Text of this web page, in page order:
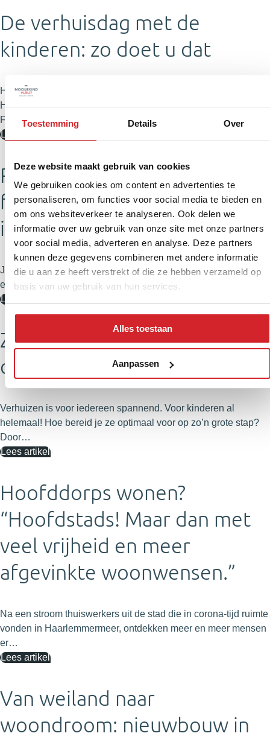
Toestemming Details Over
Deze website maakt gebruik van cookies
We gebruiken cookies om content en advertenties te
personaliseren, om functies voor social media te bieden en
om ons websiteverkeer te analyseren. Ook delen we
informatie over uw gebruik van onze site met onze partners
voor social media, adverteren en analyse. Deze partners
kunnen deze gegevens combineren met andere informatie
die u aan ze heeft verstrekt of die ze hebben verzameld op
basis van uw gebruik van hun services.
Alles toestaan
Aanpassen
De verhuisdag met de
kinderen: zo doet u dat
Huis verkocht, nieuw huis gekocht: de grote dag breekt aan!
Hoe plan je de verhuisdag met rondrennende kinderen?
Familieman Marco…
Lees artikel
Ruimte, zelf naar school
fietsen, buurtbbq’s: welkom
in Nieuw-Vennep
Jamie Bakker in Haarlemmermeer: “Hoe fijn is een tuin? En
een speeltuin om de hoek waar je kinderen zelf veilig…
Lees artikel
Zo bereid je je kinderen voor
op de verhuizing
Verhuizen is voor iedereen spannend. Voor kinderen al
helemaal! Hoe bereid je ze optimaal voor op zo’n grote stap?
Door…
Lees artikel
Hoofddorps wonen?
“Hoofdstads! Maar dan met
veel vrijheid en meer
afgevinkte woonwensen.”
Na een stroom thuiswerkers uit de stad die in corona-tijd ruimte
vonden in Haarlemmermeer, ontdekken meer en meer mensen
er…
Lees artikel
Van weiland naar
woondroom: nieuwbouw in